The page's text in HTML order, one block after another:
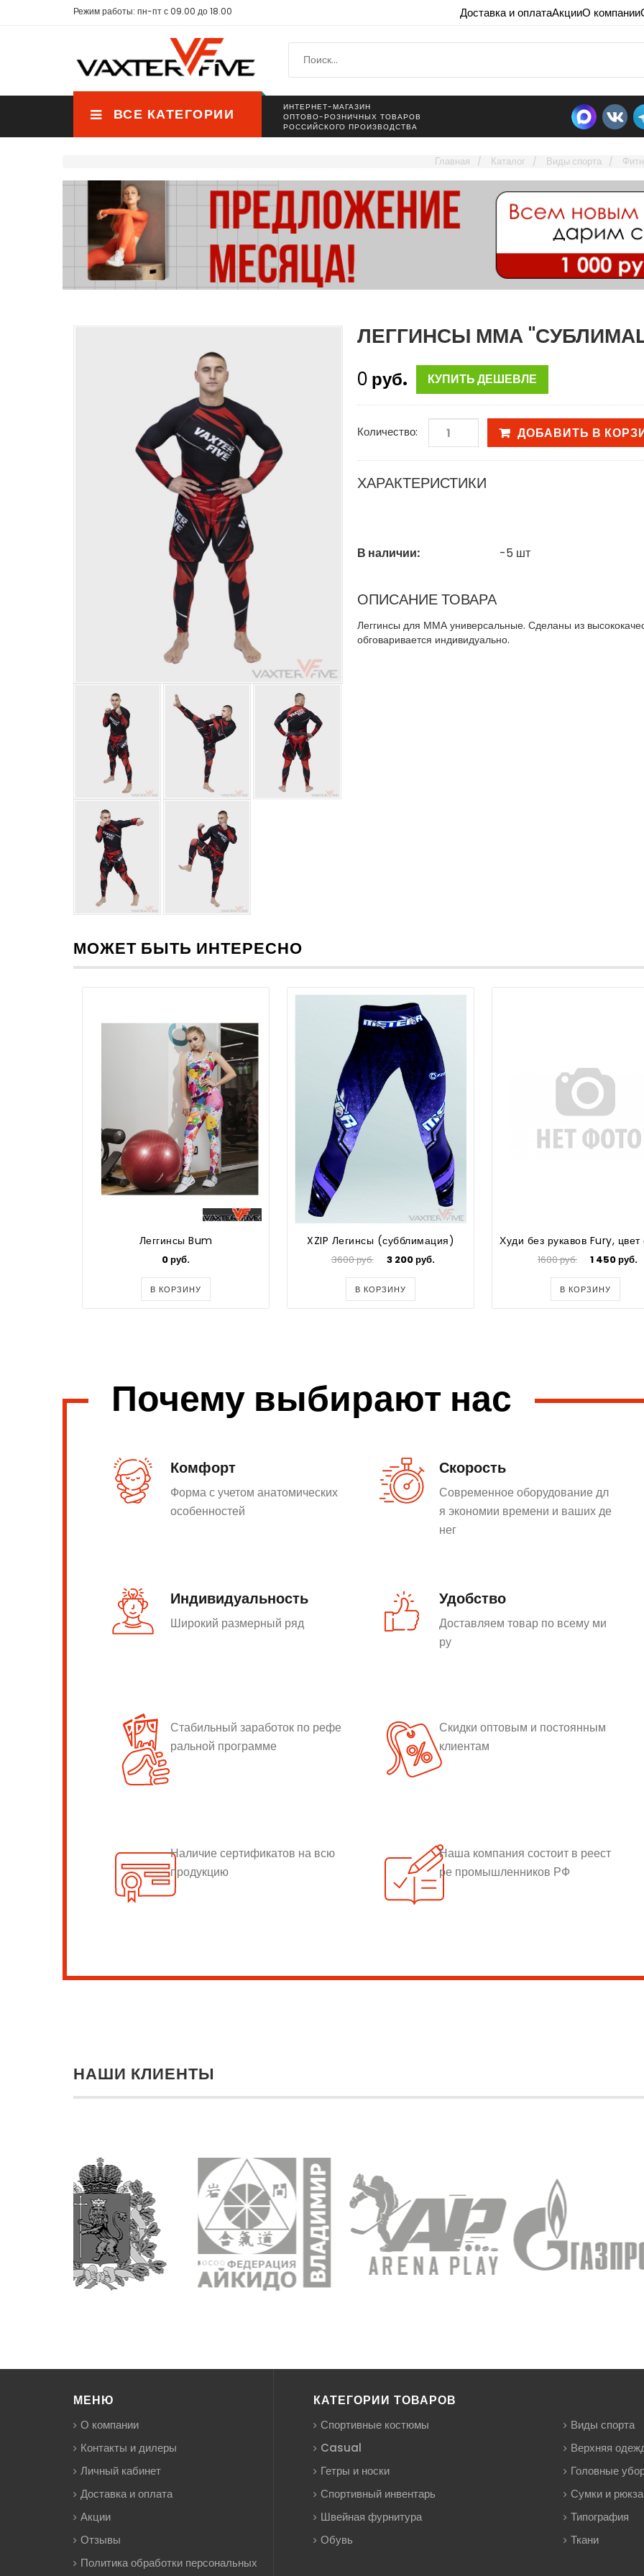
Режим работы: пн-пт с 09.00 до 18.00 Доставка и оплатаАкцииО компании
ВСЕ КАТЕГОРИИ
ИНТЕРНЕТ-МАГАЗИН
ОПТОВО-РОЗНИЧНЫХ ТОВАРОВ
РОССИЙСКОГО ПРОИЗВОДСТВА
Главная Каталог Виды спорта
ЛЕГГИНСЫ ММА
0 руб. КУПИТЬ ДЕШЕВЛЕ
Количество: ДОБАВИТЬ В
ХАРАКТЕРИСТИКИ
В наличии: -5 шт
ОПИСАНИЕ ТОВАРА
Леггинсы для ММА универсальные. Сделаны из
обговаривается индивидуально.
МОЖЕТ БЫТЬ ИНТЕРЕСНО
Леггинсы Bum
0 руб.
В КОРЗИНУ
XZIP Легинсы (субблимация)
3600 руб. 3 200 руб.
В КОРЗИНУ
1600 руб. 1 450 руб.
В КОРЗИНУ
Почему выбирают нас
Комфорт
Форма с учетом анатомических
особенностей
Скорость
Современное оборудование дл
я экономии времени и ваших де
нег
Индивидуальность
Широкий размерный ряд
Удобство
Доставляем товар по всему ми
ру
Стабильный заработок по рефе
ральной программе
Скидки оптовым и постоянным
клиентам
Наличие сертификатов на всю
продукцию
Наша компания состоит в реест
ре промышленников РФ
НАШИ КЛИЕНТЫ
МЕНЮ
О компании
Контакты и дилеры
Личный кабинет
Доставка и оплата
Акции
Отзывы
Политика обработки персональных
КАТЕГОРИИ ТОВАРОВ
Спортивные костюмы
Casual
Гетры и носки
Спортивный инвентарь
Швейная фурнитура
Обувь
Виды спорта
Верхняя
Головные
Сумки и
Типография
Ткани